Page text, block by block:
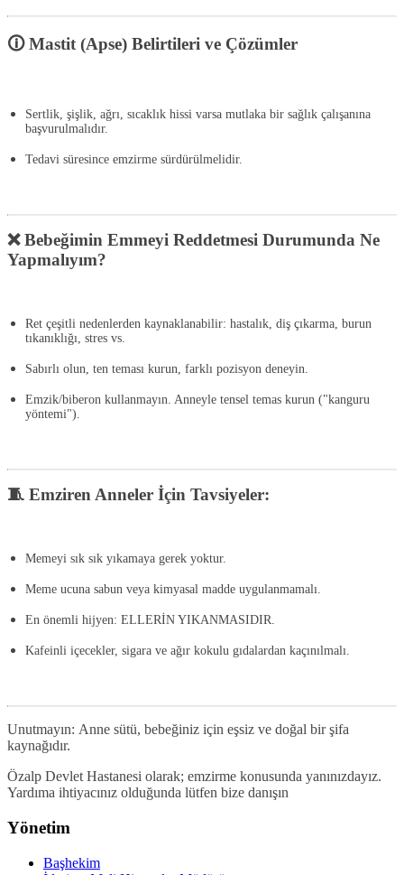
🛈 Mastit (Apse) Belirtileri ve Çözümler
Sertlik, şişlik, ağrı, sıcaklık hissi varsa mutlaka bir sağlık çalışanına
başvurulmalıdır.
Tedavi süresince emzirme sürdürülmelidir.
❌ Bebeğimin Emmeyi Reddetmesi Durumunda Ne
Yapmalıyım?
Ret çeşitli nedenlerden kaynaklanabilir: hastalık, diş çıkarma, burun
tıkanıklığı, stres vs.
Sabırlı olun, ten teması kurun, farklı pozisyon deneyin.
Emzik/biberon kullanmayın. Anneyle tensel temas kurun ("kanguru
yöntemi").
🧵 Emziren Anneler İçin Tavsiyeler:
Memeyi sık sık yıkamaya gerek yoktur.
Meme ucuna sabun veya kimyasal madde uygulanmamalı.
En önemli hijyen: ELLERİN YIKANMASIDIR.
Kafeinli içecekler, sigara ve ağır kokulu gıdalardan kaçınılmalı.
Unutmayın: Anne sütü, bebeğiniz için eşsiz ve doğal bir şifa
kaynağıdır.
Özalp Devlet Hastanesi olarak; emzirme konusunda yanınızdayız.
Yardıma ihtiyacınız olduğunda lütfen bize danışın
Yönetim
Başhekim